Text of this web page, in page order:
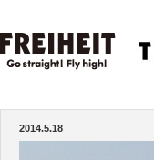
2014.5.18